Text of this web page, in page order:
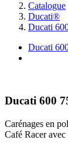
Catalogue
Ducati®
Ducati
Ducati
Ducati 600
Carénages en
Café Racer